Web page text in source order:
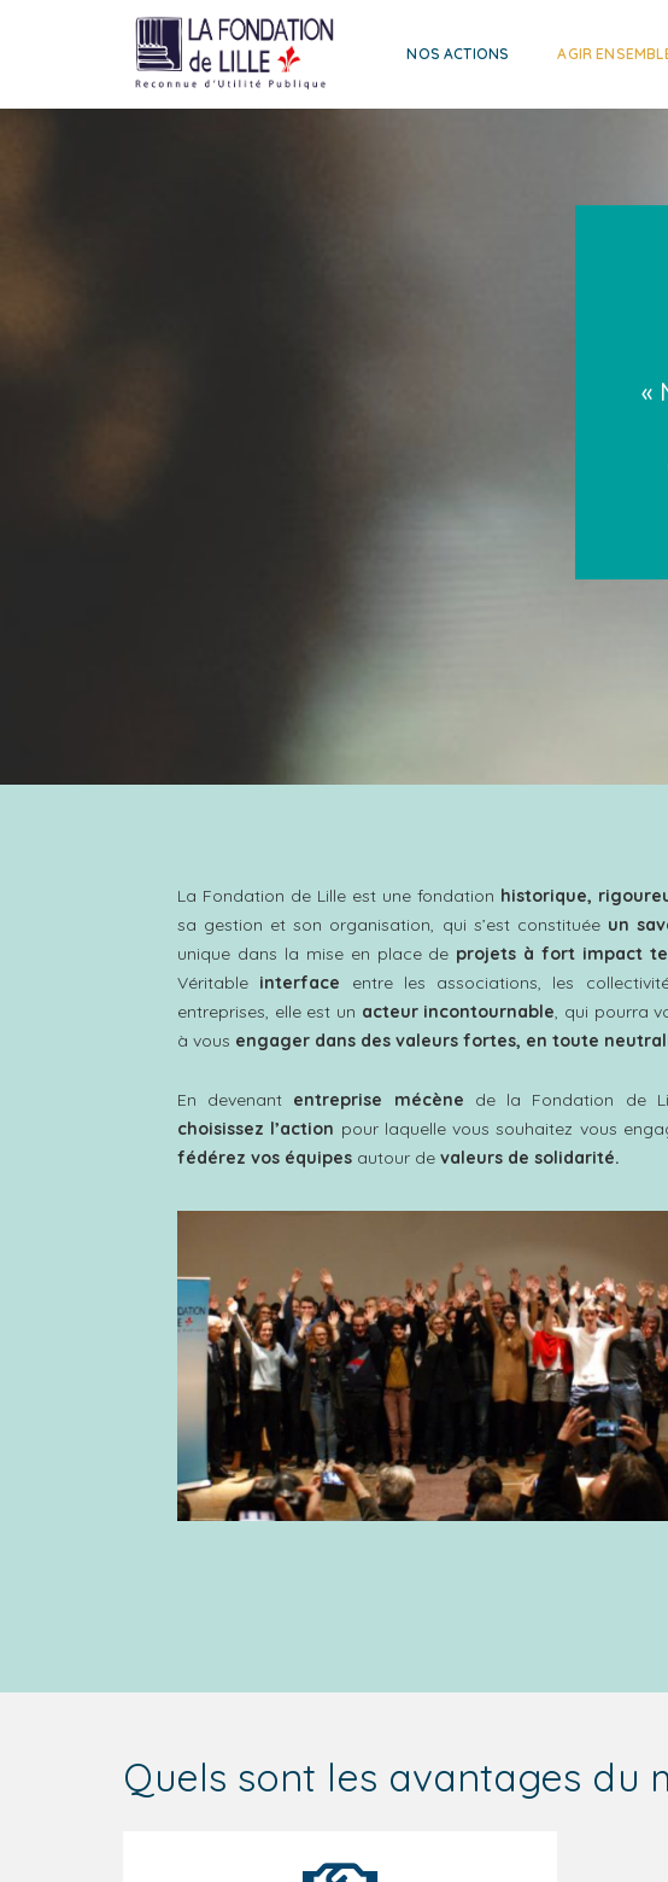
NOS ACTIONS AGIR
«
La Fondation de Lille est une fondation historique,
sa gestion et son organisation, qui s’est constituée un
unique dans la mise en place de projets à fort impact
Véritable interface entre les associations, les
entreprises, elle est un acteur incontournable, qui pourra
à vous engager dans des valeurs fortes, en toute
En devenant entreprise mécène de la Fondation de
choisissez l’action pour laquelle vous souhaitez vous
fédérez vos équipes autour de valeurs de solidarité.
des Bourses de l’Espoir 2018
entourés des mécènes
à l’occasion de la cérémonie de remise des prix. En
à cette action, vous œuvrez
insertion des jeunes
et le
dynamisme
de la région, en participant à la
formation des professionnels de demain.
Découvrir le dispositif
Quels sont les avantages du